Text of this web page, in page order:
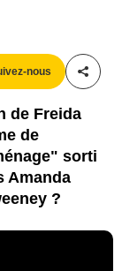
nous
de Freida
de
sorti
Amanda
?